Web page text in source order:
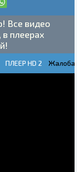
Все видео
в плеерах
ПЛЕЕР HD 2 Жалоба!